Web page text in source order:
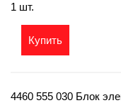
1 шт.
Купить
4460 555 030 Блок